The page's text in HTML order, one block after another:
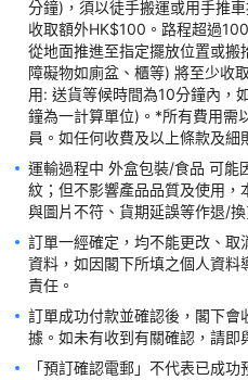
分鐘)，須以徒手搬運或用手推
收取額外HK$100。路程超過
從地面推進至指定擺放位置或
障礙物如廁盆、櫃等) 將至少收
用: 送貨等候時間為10分鐘內，
鐘為一計算單位)。*所有費用需
運輸過程中 外盒包裝/食品 可能
紋；但不影響產品品質及使用
訂單一經確定，均不能更改、
資料，如因閣下所填之個人資
訂單成功付款並確認後，閣下
據。如未有收到有關確認，請即
「預訂確認電郵」不代表已成